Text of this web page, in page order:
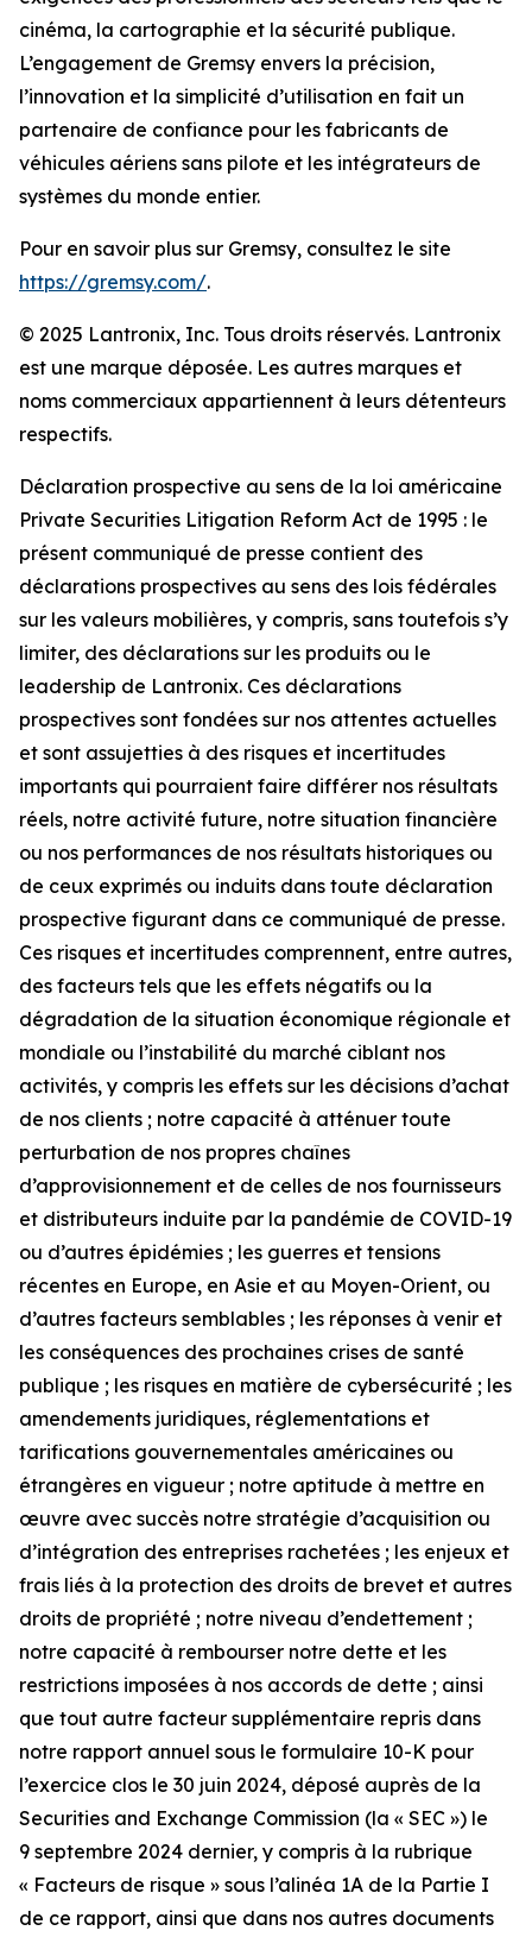
cinéma, la cartographie et la sécurité publique.
L’engagement de Gremsy envers la précision,
l’innovation et la simplicité d’utilisation en fait un
partenaire de confiance pour les fabricants de
véhicules aériens sans pilote et les intégrateurs de
systèmes du monde entier.
Pour en savoir plus sur Gremsy, consultez le site
https://gremsy.com/.
© 2025 Lantronix, Inc. Tous droits réservés. Lantronix
est une marque déposée. Les autres marques et
noms commerciaux appartiennent à leurs détenteurs
respectifs.
Déclaration prospective au sens de la loi américaine
Private Securities Litigation Reform Act de 1995 : le
présent communiqué de presse contient des
déclarations prospectives au sens des lois fédérales
sur les valeurs mobilières, y compris, sans toutefois s’y
limiter, des déclarations sur les produits ou le
leadership de Lantronix. Ces déclarations
prospectives sont fondées sur nos attentes actuelles
et sont assujetties à des risques et incertitudes
importants qui pourraient faire différer nos résultats
réels, notre activité future, notre situation financière
ou nos performances de nos résultats historiques ou
de ceux exprimés ou induits dans toute déclaration
prospective figurant dans ce communiqué de presse.
Ces risques et incertitudes comprennent, entre autres,
des facteurs tels que les effets négatifs ou la
dégradation de la situation économique régionale et
mondiale ou l’instabilité du marché ciblant nos
activités, y compris les effets sur les décisions d’achat
de nos clients ; notre capacité à atténuer toute
perturbation de nos propres chaînes
d’approvisionnement et de celles de nos fournisseurs
et distributeurs induite par la pandémie de COVID-19
ou d’autres épidémies ; les guerres et tensions
récentes en Europe, en Asie et au Moyen-Orient, ou
d’autres facteurs semblables ; les réponses à venir et
les conséquences des prochaines crises de santé
publique ; les risques en matière de cybersécurité ; les
amendements juridiques, réglementations et
tarifications gouvernementales américaines ou
étrangères en vigueur ; notre aptitude à mettre en
œuvre avec succès notre stratégie d’acquisition ou
d’intégration des entreprises rachetées ; les enjeux et
frais liés à la protection des droits de brevet et autres
droits de propriété ; notre niveau d’endettement ;
notre capacité à rembourser notre dette et les
restrictions imposées à nos accords de dette ; ainsi
que tout autre facteur supplémentaire repris dans
notre rapport annuel sous le formulaire 10-K pour
l’exercice clos le 30 juin 2024, déposé auprès de la
Securities and Exchange Commission (la « SEC ») le
9 septembre 2024 dernier, y compris à la rubrique
« Facteurs de risque » sous l’alinéa 1A de la Partie I
de ce rapport, ainsi que dans nos autres documents